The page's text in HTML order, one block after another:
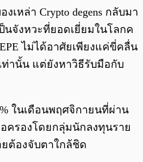
เหล่า Crypto degens กลับมา
จังหวะที่ยอดเยี่ยมในโลกค
ไม่ได้อาศัยเพียงแค่ขี่คลื่น
านั้น แต่ยังหาวิธีรับมือกับ
ในเดือนพฤศจิกายนที่ผ่าน
ครองโดยกลุ่มนักลงทุนราย
ต้องจับตาใกล้ชิด